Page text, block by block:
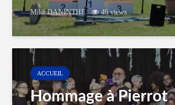
Mike DANINTHE 46 views
ACCUEIL
Hommage à Pierrot